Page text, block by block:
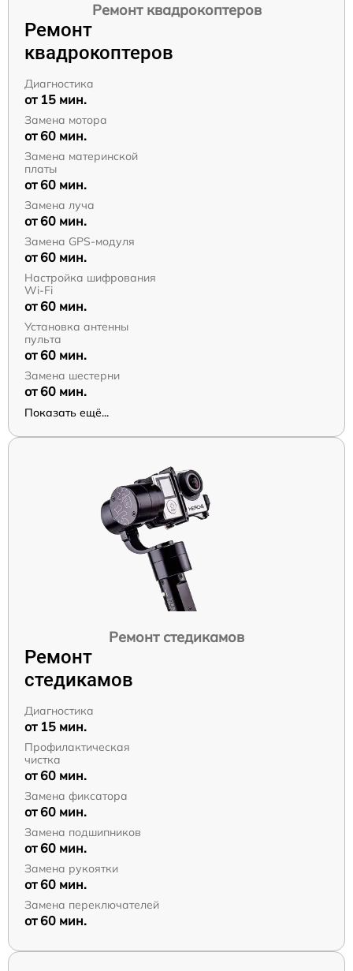
Ремонт квадрокоптеров
Ремонт
квадрокоптеров
Диагностика
от 15 мин.
Замена мотора
от 60 мин.
Замена материнской
платы
от 60 мин.
Замена луча
от 60 мин.
Замена GPS-модуля
от 60 мин.
Настройка шифрования
Wi-Fi
от 60 мин.
Установка антенны
пульта
от 60 мин.
Замена шестерни
от 60 мин.
Показать ещё...
Ремонт стедикамов
Ремонт
стедикамов
Диагностика
от 15 мин.
Профилактическая
чистка
от 60 мин.
Замена фиксатора
от 60 мин.
Замена подшипников
от 60 мин.
Замена рукоятки
от 60 мин.
Замена переключателей
от 60 мин.